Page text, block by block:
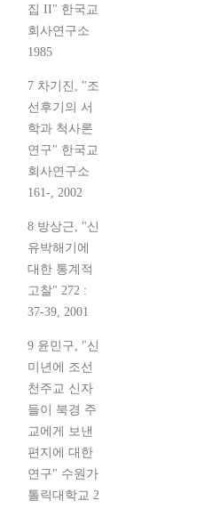
집 II" 한국교
회사연구소
1985
7 차기진, "조
선후기의 서
학과 척사론
연구" 한국교
회사연구소
161-, 2002
8 방상근, "신
유박해기에
대한 통계적
고찰" 272 :
37-39, 2001
9 윤민구, "신
미년에 조선
천주교 신자
들이 북경 주
교에게 보낸
편지에 대한
연구" 수원가
톨릭대학교 2